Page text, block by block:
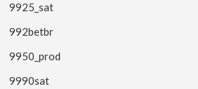
9925_sat
992betbr
9950_prod
9990sat